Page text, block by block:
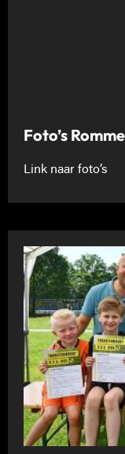
Foto’s
Link naar foto’s